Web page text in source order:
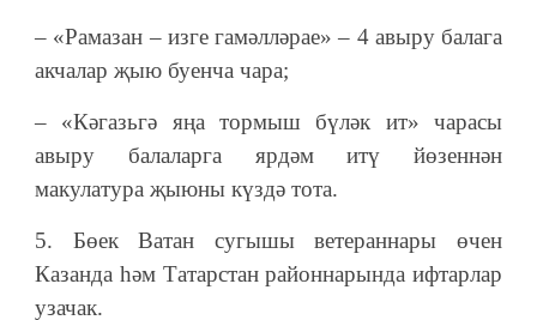
– «Рамазан – изге гамәлләрае» – 4 авыру балага
акчалар җыю буенча чара;
– «Кәгазьгә яңа тормыш бүләк ит» чарасы
авыру балаларга ярдәм итү йөзеннән
макулатура җыюны күздә тота.
5. Бөек Ватан сугышы ветераннары өчен
Казанда һәм Татарстан районнарында ифтарлар
узачак.